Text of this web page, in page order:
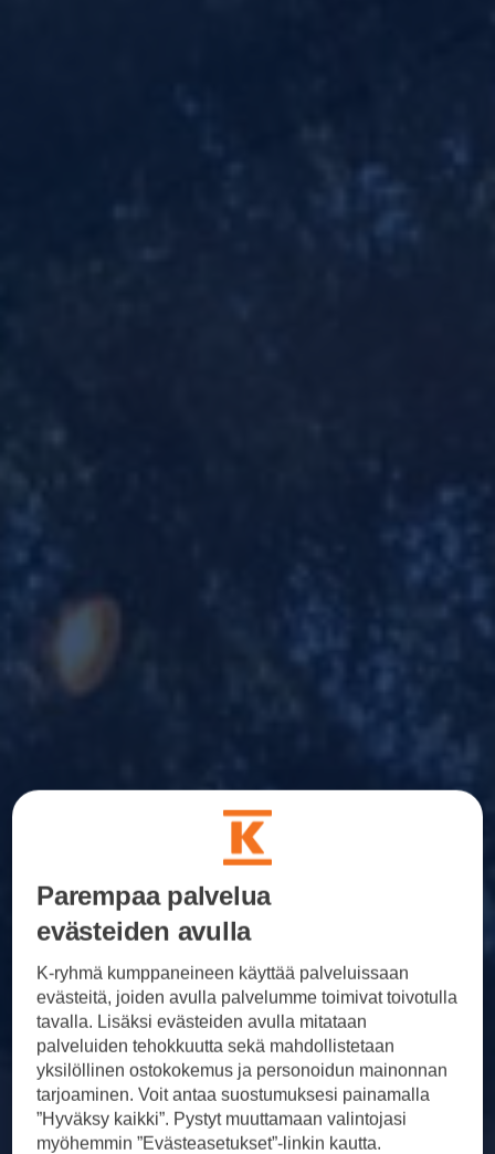
Parempaa palvelua
evästeiden avulla
K-ryhmä kumppaneineen käyttää palveluissaan
evästeitä, joiden avulla palvelumme toimivat toivotulla
tavalla. Lisäksi evästeiden avulla mitataan
palveluiden tehokkuutta sekä mahdollistetaan
yksilöllinen ostokokemus ja personoidun mainonnan
tarjoaminen. Voit antaa suostumuksesi painamalla
”Hyväksy kaikki”. Pystyt muuttamaan valintojasi
myöhemmin ”Evästeasetukset”-linkin kautta.